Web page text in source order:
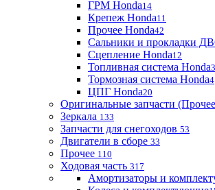
ГРМ Honda14
Крепеж Honda11
Прочее Honda42
Сальники и прокладки
Сцепление Honda12
Топливная система Honda3
Тормозная система Honda4
ЦПГ Honda20
Оригинальные запчасти
Зеркала 133
Запчасти для снегоходов 53
Двигатели в сборе 33
Прочее 110
Ходовая часть 317
Амортизаторы и